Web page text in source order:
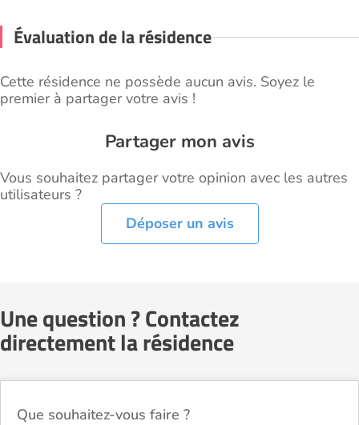
Évaluation de la résidence
Cette résidence ne possède aucun avis. Soyez le
premier à partager votre avis !
Partager mon avis
Vous souhaitez partager votre opinion avec les autres
utilisateurs ?
Déposer un avis
Une question ? Contactez
directement la résidence
Que souhaitez-vous faire ?